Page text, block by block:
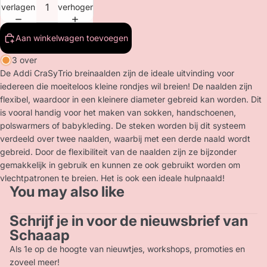
verlagen
verhogen
Aan winkelwagen toevoegen
3 over
De Addi CraSyTrio breinaalden zijn de ideale uitvinding voor
iedereen die moeiteloos kleine rondjes wil breien! De naalden zijn
flexibel, waardoor in een kleinere diameter gebreid kan worden. Dit
is vooral handig voor het maken van sokken, handschoenen,
polswarmers of babykleding. De steken worden bij dit systeem
verdeeld over twee naalden, waarbij met een derde naald wordt
gebreid. Door de flexibiliteit van de naalden zijn ze bijzonder
gemakkelijk in gebruik en kunnen ze ook gebruikt worden om
vlechtpatronen te breien. Het is ook een ideale hulpnaald!
You may also like
Schrijf je in voor de nieuwsbrief van
Schaaap
Als 1e op de hoogte van nieuwtjes, workshops, promoties en
zoveel meer!
Privacybeleid
Terugbetalingsbeleid
Contactgegevens